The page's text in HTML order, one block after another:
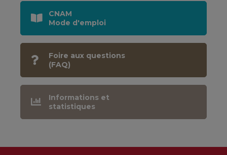
CNAM
Mode d'emploi
Foire aux questions
(FAQ)
Informations et
statistiques